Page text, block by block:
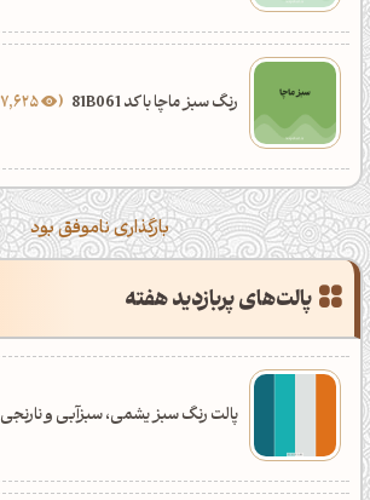
رنگ سبز ماچا با کد 81B061 7,625
بارگذاری ناموفق بود
پالت‌های پربازدید هفته
پالت رنگ سبز یشمی، سبزآبی و نارنجی